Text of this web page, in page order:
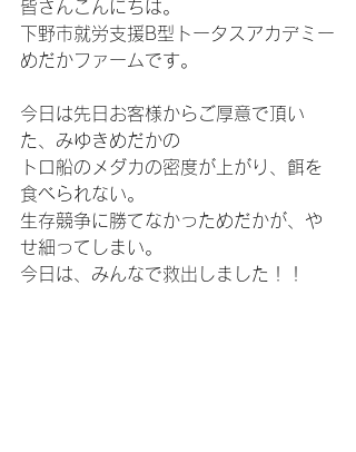
皆さんこんにちは。
下野市就労支援B型トータスアカデミー
めだかファームです。
今日は先日お客様からご厚意で頂い
た、みゆきめだかの
トロ船のメダカの密度が上がり、餌を
食べられない。
生存競争に勝てなかっためだかが、や
せ細ってしまい。
今日は、みんなで救出しました！！